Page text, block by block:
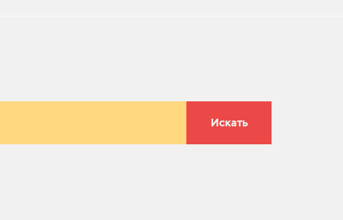
Искать